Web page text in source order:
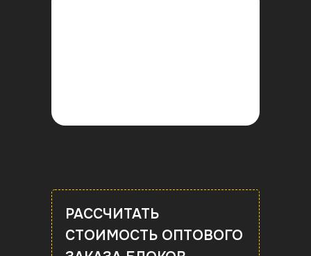
РАССЧИТАТЬ
СТОИМОСТЬ ОПТОВОГО